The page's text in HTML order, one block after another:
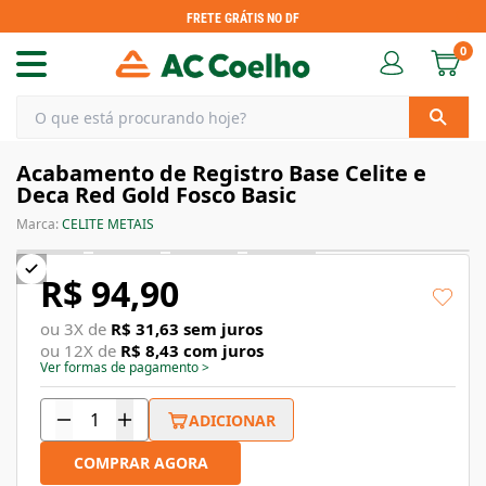
FRETE GRÁTIS NO DF
0
Acabamento de Registro Base Celite e
Deca Red Gold Fosco Basic
Marca:CELITE METAIS
R$ 94,90
ou 3X de R$ 31,63 sem juros
ou 12X de R$ 8,43 com juros
Ver formas de pagamento>
ADICIONAR
COMPRAR AGORA